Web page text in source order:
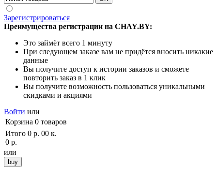
Зарегистрироваться
Преимущества регистрации на CHAY.BY:
Это займёт всего 1 минуту
При следующем заказе вам не придётся вносить никакие
данные
Вы получите доступ к истории заказов и сможете
повторить заказ в 1 клик
Вы получите возможность пользоваться уникальными
скидками и акциями
Войти или
Корзина 0 товаров
Итого 0 р. 00 к.
0 р.
или